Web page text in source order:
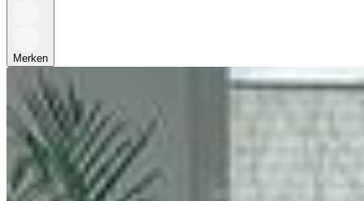
Merken